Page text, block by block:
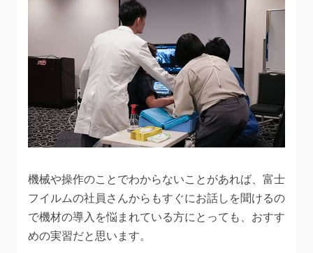
機械や操作のことでわからないことがあれば、富士
フイルムの社員さんからもすぐにお話しを聞けるの
で機材の導入を悩まれている方にとっても、おすす
めの実習だと思います。